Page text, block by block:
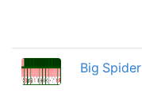
Big Spider